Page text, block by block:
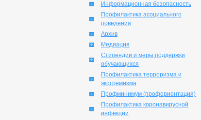
Информационная безопасность
Профилактика асоциального
поведения
Архив
Медиация
Стипендии и меры поддержки
обучающихся
Профилактика терроризма и
экстремизма
Профминимум (профориентация)
Профилактика коронавирусной
инфекции